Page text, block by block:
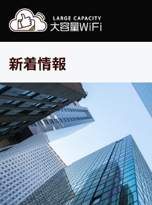
新着情報